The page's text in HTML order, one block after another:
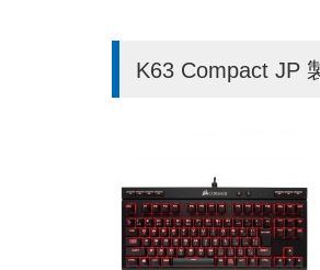
K63 Compact JP